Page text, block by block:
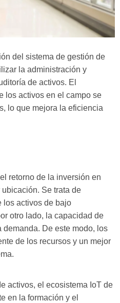
del sistema de gestión de
la administración y
de activos. El
los activos en el campo se
lo que mejora la eficiencia
retorno de la inversión en
Se trata de
los activos de bajo
otro lado, la capacidad de
demanda. De este modo, los
de los recursos y un mejor
activos, el ecosistema IoT de
en la formación y el